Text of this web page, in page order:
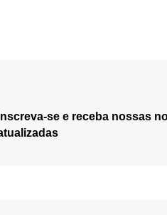
Inscreva-se e receba nossas